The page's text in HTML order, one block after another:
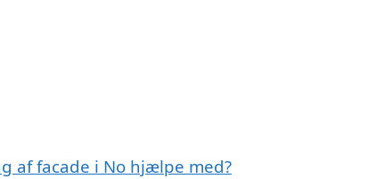
af facade i No hjælpe med?